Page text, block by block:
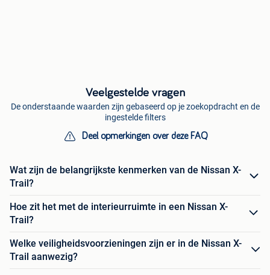
Veelgestelde vragen
De onderstaande waarden zijn gebaseerd op je zoekopdracht en de
ingestelde filters
Deel opmerkingen over deze FAQ
Wat zijn de belangrijkste kenmerken van de Nissan X-
Trail?
Hoe zit het met de interieurruimte in een Nissan X-
Trail?
Welke veiligheidsvoorzieningen zijn er in de Nissan X-
Trail aanwezig?